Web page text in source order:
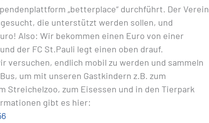
„betterplace“ durchführt. Der Verein
die unterstützt werden sollen, und
Also: Wir bekommen einen Euro von einer
der FC St.Pauli legt einen oben drauf.
versuchen, endlich mobil zu werden und sammeln
um mit unseren Gastkindern z.B. zum
Streichelzoo, zum Eisessen und in den Tierpark
gibt es hier: